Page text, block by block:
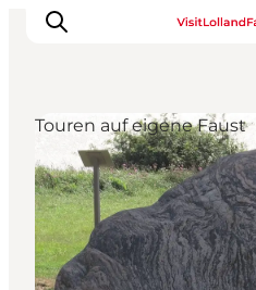
Natur und Outdoor
Familienurlaub
Kultur
Gastronomie
Touren auf eigene Faust